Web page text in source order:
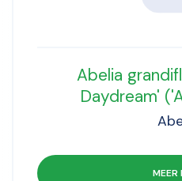
Abelia
Daydream'
MEER